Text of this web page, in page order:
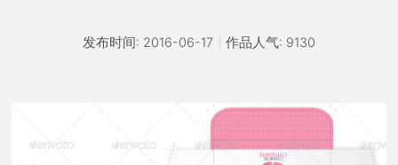
发布时间: 2016-06-17 作品人气: 9130